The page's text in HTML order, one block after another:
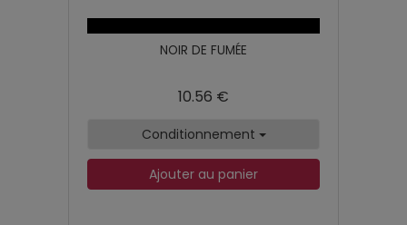
NOIR DE FUMÉE
10.56 €
Conditionnement
Ajouter au panier